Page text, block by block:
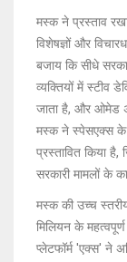
मस्क ने प्रस्ताव
विशेषज्ञों और
बजाय कि सीधे
व्यक्तियों में स्टीव
जाता है, और ओमेड
मस्क ने स्पेसएक्स के
प्रस्तावित किया
सरकारी मामलों के
मस्क की उच्च
मिलियन के
प्लेटफॉर्म 'एक्स' ने